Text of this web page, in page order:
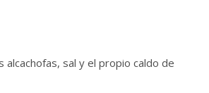
sal y el propio caldo de